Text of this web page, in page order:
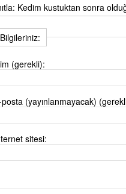
Kedim kustuktan sonra
Bilgileriniz:
(gerekli):
posta (yayınlanmayacak)
sitesi: